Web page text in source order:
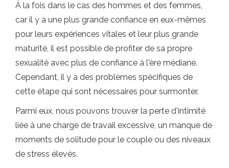
À la fois dans le cas des hommes et des femmes,
car il y a une plus grande confiance en eux-mêmes
pour leurs expériences vitales et leur plus grande
maturité, il est possible de profiter de sa propre
sexualité avec plus de confiance à l'ère médiane.
Cependant, il y a des problèmes spécifiques de
cette étape qui sont nécessaires pour surmonter.
Parmi eux, nous pouvons trouver la perte d'intimité
liée à une charge de travail excessive, un manque de
moments de solitude pour le couple ou des niveaux
de stress élevés.